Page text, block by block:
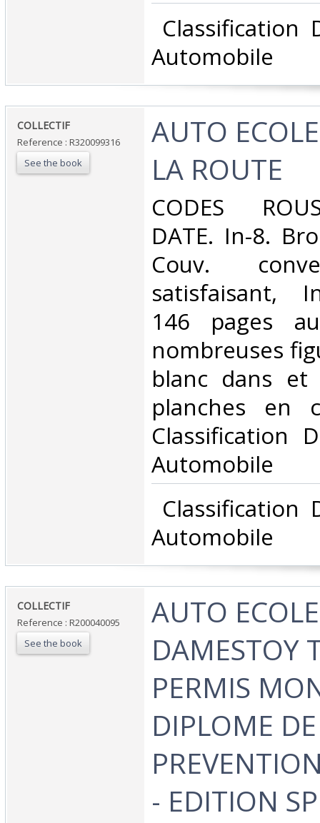
Classification
Automobile‎
‎COLLECTIF‎
Reference : R320099316
See the book
‎AUTO
LA ROUTE‎
‎CODES
DATE. In-8.
Couv.
satisfaisant,
146 pages
nombreuses
blanc dans
planches en
Classification
Automobile‎
Classification
Automobile‎
‎COLLECTIF‎
Reference : R200040095
See the book
‎AUTO ECOLE
DAMESTOY
PERMIS
DIPLOME
- EDITION